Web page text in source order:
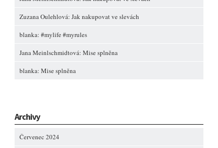
Zuzana Oulehlová: Jak nakupovat ve slevách
blanka: #mylife #myrules
Jana Meinlschmidtová: Mise splněna
blanka: Mise splněna
Archivy
Červenec 2024